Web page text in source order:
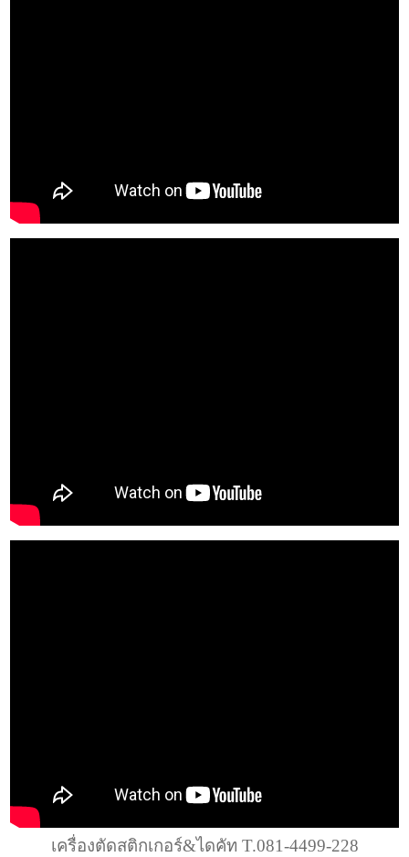
เครื่องตัดสติกเกอร์&ไดคัท T.081-4499-228